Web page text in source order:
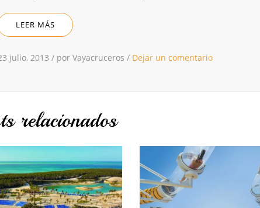
LEER MÁS
julio, 2013 / por Vayacruceros / Dejar un comentario
relacionados